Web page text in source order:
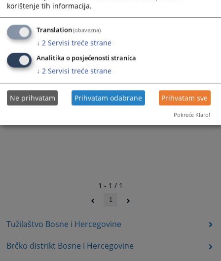
Tužilaštvo Bosne i Hercegovine
Brčko distrikt Bosne i Hercegovine
1 - 1 / 1
1
korištenje tih informacija.
Translation(obavezna)
↓ 2 Servisi treće strane
Analitika o posjećenosti stranica
↓ 2 Servisi treće strane
Ne prihvatam Prihvatam odabrane Prihvatam sve
Pokreće Klaro!